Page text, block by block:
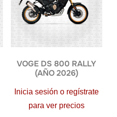
VOGE DS 800 RALLY
(AÑO 2026)
Inicia sesión o regístrate
para ver precios